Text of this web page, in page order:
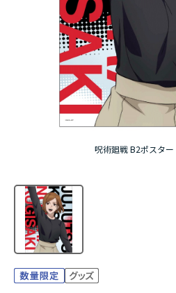
アニメ『僕のヒーローアカデ
ハイキュー!!ジャージ＆ユニフ
『無職転生Ⅲ ～異世界行った
『ふつつかな悪女ではございま
呪術廻戦 B2ポスタ